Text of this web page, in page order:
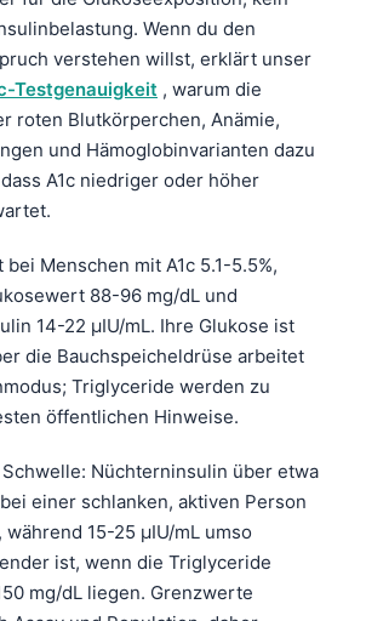
Wenn du den
verstehen willst, erklärt unser
Testgenauigkeit , warum die
roten Blutkörperchen, Anämie,
und Hämoglobinvarianten dazu
A1c niedriger oder höher
Menschen mit A1c 5.1-5.5%,
88-96 mg/dL und
14-22 µIU/mL. Ihre Glukose ist
die Bauchspeicheldrüse arbeitet
Triglyceride werden zu
öffentlichen Hinweise.
Nüchterninsulin über etwa
einer schlanken, aktiven Person
15-25 µIU/mL umso
ist, wenn die Triglyceride
mg/dL liegen. Grenzwerte